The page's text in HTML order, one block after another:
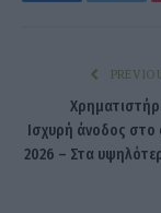
Ισχυρή άνοδος στο
2026 – Στα